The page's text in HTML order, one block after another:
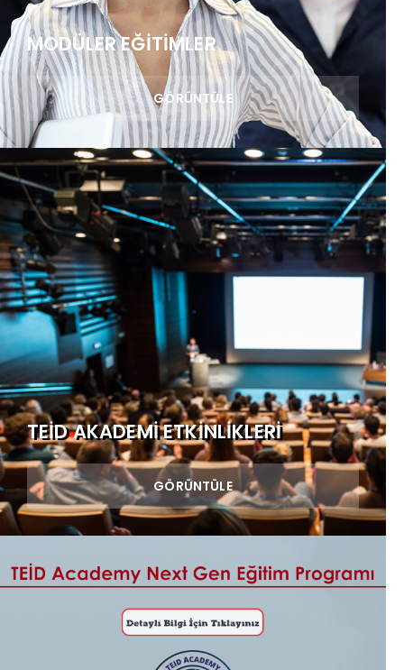
MODÜLER EĞITIMLER
GÖRÜNTÜLE
TEİD AKADEMI ETKİNLİKLERİ
GÖRÜNTÜLE